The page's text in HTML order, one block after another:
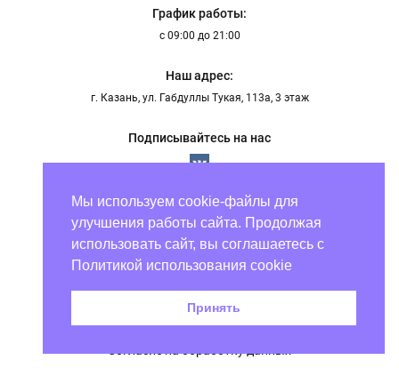
8 800 707 17 48
График работы:
с 09:00 до 21:00
Наш адрес:
г. Казань, ул. Габдуллы Тукая, 113а, 3 этаж
Подписывайтесь на нас
Онлайн заказ
Доставка и способы оплаты
Контакты
Отзывы клиентов
Мы используем cookie-файлы для
улучшения работы сайта. Продолжая
использовать сайт, вы соглашаетесь с
Политикой использования cookie
Принять